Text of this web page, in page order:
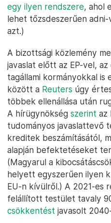
egy ilyen rendszere, ahol
lehet tőzsdeszerűen
azt.)
A bizottsági közlemény
javaslat előtt az EP-vel,
tagállami kormányokkal
között a Reuters úgy
többek ellenállása után
A hírügynökség szerint az
tudományos javaslattevő
kreditek beszámításától,
alapján befektetéseket
(Magyarul a
helyett egyszerűen ilyen
EU-n kívülről.) A 2021-es
felállított testület tavaly
csökkentést javasolt